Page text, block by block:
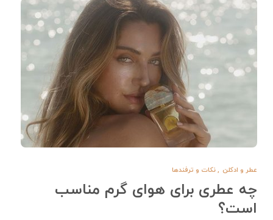
عطر و ادکلن ,نکات و ترفندها
چه عطری برای هوای گرم مناسب
است؟